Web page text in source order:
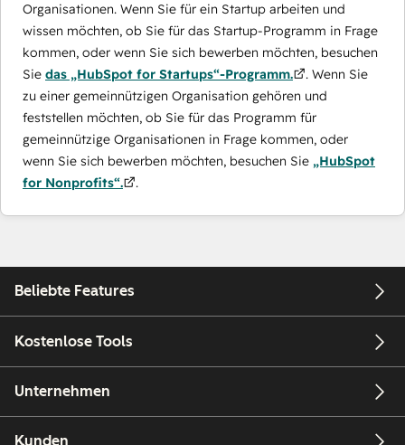
Organisationen. Wenn Sie für ein Startup arbeiten und
wissen möchten, ob Sie für das Startup-Programm in Frage
kommen, oder wenn Sie sich bewerben möchten, besuchen
Sie das „HubSpot for Startups“-Programm.
. Wenn Sie
zu einer gemeinnützigen Organisation gehören und
feststellen möchten, ob Sie für das Programm für
gemeinnützige Organisationen in Frage kommen, oder
wenn Sie sich bewerben möchten, besuchen Sie „HubSpot
for Nonprofits“.
.
Beliebte Features
Kostenlose Tools
Unternehmen
Kunden